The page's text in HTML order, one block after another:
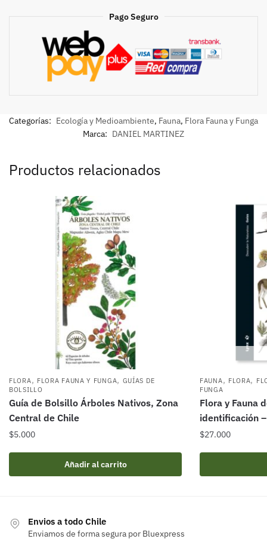
Pago Seguro
Categorías: Ecología y Medioambiente, Fauna, Flora Fauna y Funga
Marca: DANIEL MARTINEZ
Productos relacionados
FLORA, FLORA FAUNA Y FUNGA, GUÍAS DE
BOLSILLO
Guía de Bolsillo Árboles Nativos, Zona
Central de Chile
$5.000
Añadir al carrito
FAUNA, FLORA,
FUNGA
Flora y Fauna
identificación
$27.000
Envios a todo Chile
Enviamos de forma segura por Bluexpress